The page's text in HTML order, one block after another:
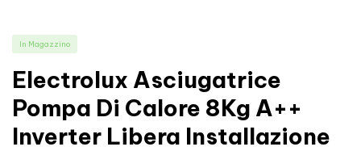
In Magazzino
Electrolux Asciugatrice
Pompa Di Calore 8Kg A++
Inverter Libera Installazione